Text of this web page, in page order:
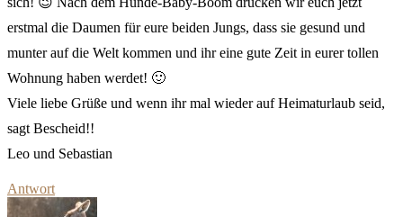
erstmal die Daumen für eure beiden Jungs, dass sie gesund und
munter auf die Welt kommen und ihr eine gute Zeit in eurer tollen
Wohnung haben werdet! 🙂
Viele liebe Grüße und wenn ihr mal wieder auf Heimaturlaub seid,
sagt Bescheid!!
Leo und Sebastian
Antwort